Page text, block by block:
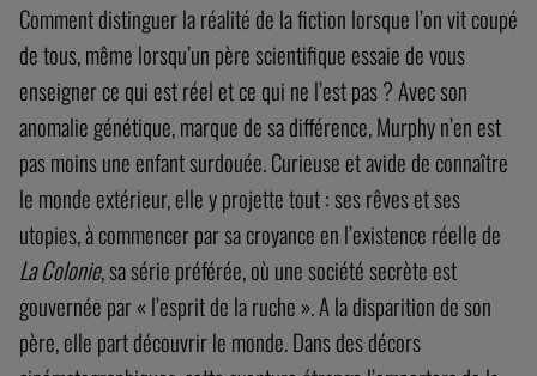
Comment distinguer la réalité de la fiction lorsque l’on vit coupé
de tous, même lorsqu’un père scientifique essaie de vous
enseigner ce qui est réel et ce qui ne l’est pas ? Avec son
anomalie génétique, marque de sa différence, Murphy n’en est
pas moins une enfant surdouée. Curieuse et avide de connaître
le monde extérieur, elle y projette tout : ses rêves et ses
utopies, à commencer par sa croyance en l’existence réelle de
La Colonie, sa série préférée, où une société secrète est
gouvernée par « l’esprit de la ruche ». A la disparition de son
père, elle part découvrir le monde. Dans des décors